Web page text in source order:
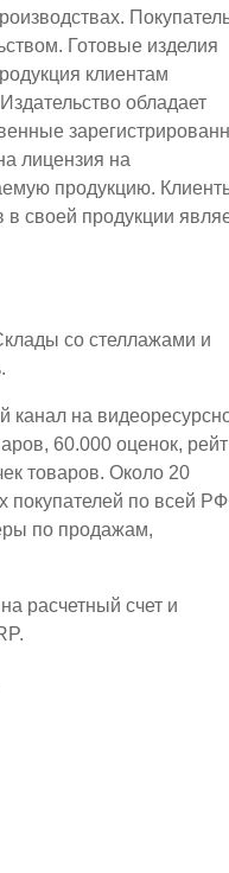
Готовые изделия
клиентам
обладает
лицензия на
продукцию.
своей продукции
со стеллажами и
канал на
60.000 оценок,
товаров. Около 20
покупателей по всей
по продажам,
расчетный счет и